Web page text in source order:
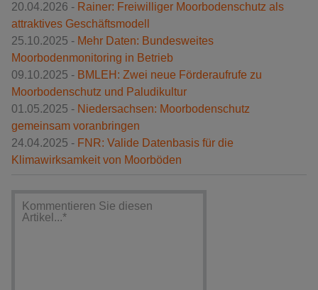
20.04.2026 - Rainer: Freiwilliger Moorbodenschutz als
attraktives Geschäftsmodell
25.10.2025 - Mehr Daten: Bundesweites
Moorbodenmonitoring in Betrieb
09.10.2025 - BMLEH: Zwei neue Förderaufrufe zu
Moorbodenschutz und Paludikultur
01.05.2025 - Niedersachsen: Moorbodenschutz
gemeinsam voranbringen
24.04.2025 - FNR: Valide Datenbasis für die
Klimawirksamkeit von Moorböden